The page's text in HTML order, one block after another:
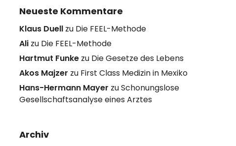
Neueste Kommentare
Klaus Duell zu Die FEEL-Methode
Ali zu Die FEEL-Methode
Hartmut Funke zu Die Gesetze des Lebens
Akos Majzer zu First Class Medizin in Mexiko
Hans-Hermann Mayer zuSchonungslose
Gesellschaftsanalyse eines Arztes
Archiv